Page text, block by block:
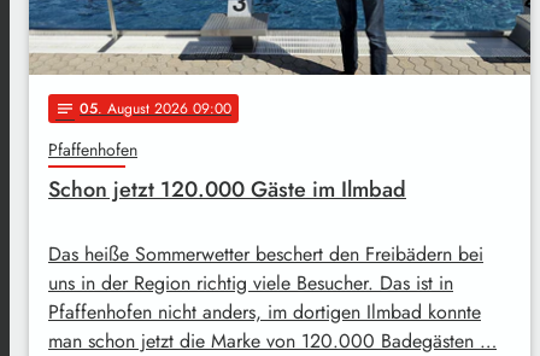
notes 05. August 2026 09:00
Pfaffenhofen
Schon jetzt 120.000 Gäste im Ilmbad
Das heiße Sommerwetter beschert den Freibädern bei
uns in der Region richtig viele Besucher. Das ist in
Pfaffenhofen nicht anders, im dortigen Ilmbad konnte
man schon jetzt die Marke von 120.000 Badegästen …